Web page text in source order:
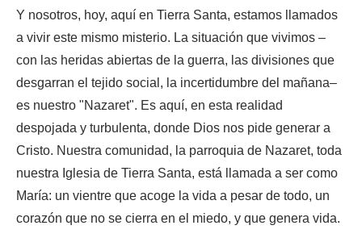
Y nosotros, hoy, aquí en Tierra Santa, estamos llamados
a vivir este mismo misterio. La situación que vivimos –
con las heridas abiertas de la guerra, las divisiones que
desgarran el tejido social, la incertidumbre del mañana–
es nuestro "Nazaret". Es aquí, en esta realidad
despojada y turbulenta, donde Dios nos pide generar a
Cristo. Nuestra comunidad, la parroquia de Nazaret, toda
nuestra Iglesia de Tierra Santa, está llamada a ser como
María: un vientre que acoge la vida a pesar de todo, un
corazón que no se cierra en el miedo, y que genera vida.